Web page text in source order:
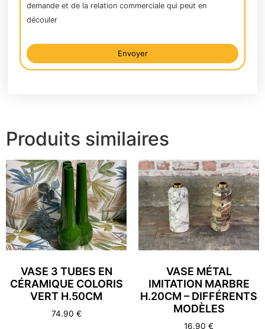
demande et de la relation commerciale qui peut en
découler
Envoyer
Alternative:
Produits similaires
VASE 3 TUBES EN
CÉRAMIQUE COLORIS
VERT H.50CM
74.90 €
VASE MÉTAL
IMITATION MARBRE
H.20CM – DIFFÉRENTS
MODÈLES
16.90 €